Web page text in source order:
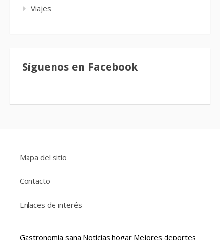
Viajes
Síguenos en Facebook
Mapa del sitio
Contacto
Enlaces de interés
Gastronomia sana Noticias hogar Mejores deportes